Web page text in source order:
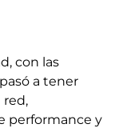
con las
a tener
red,
performance y